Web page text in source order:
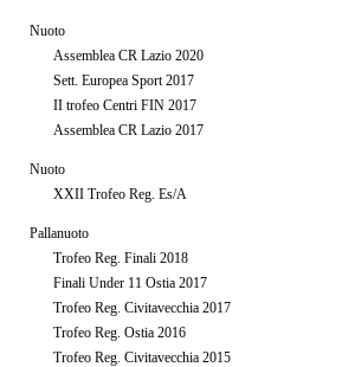
Nuoto
Assemblea CR Lazio 2020
Sett. Europea Sport 2017
II trofeo Centri FIN 2017
Assemblea CR Lazio 2017
Nuoto
XXII Trofeo Reg. Es/A
Pallanuoto
Trofeo Reg. Finali 2018
Finali Under 11 Ostia 2017
Trofeo Reg. Civitavecchia 2017
Trofeo Reg. Ostia 2016
Trofeo Reg. Civitavecchia 2015